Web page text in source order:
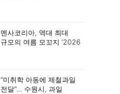
멘사코리아, 역대 최대
규모의 여름 모꼬지 ‘2026
“미취학 아동에 제철과일
전달”… 수원시, 과일